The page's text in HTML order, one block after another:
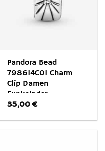
Pandora Bead
798614C01 Charm
Clip Damen
Funkelnder
Sonnenstrahl
35,00€